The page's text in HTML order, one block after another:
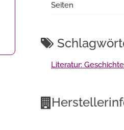
Seiten
Literatur: